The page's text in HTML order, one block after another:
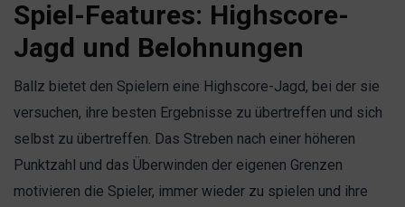
Spiel-Features: Highscore-
Jagd und Belohnungen
Ballz bietet den Spielern eine Highscore-Jagd, bei der sie
versuchen, ihre besten Ergebnisse zu übertreffen und sich
selbst zu übertreffen. Das Streben nach einer höheren
Punktzahl und das Überwinden der eigenen Grenzen
motivieren die Spieler, immer wieder zu spielen und ihre